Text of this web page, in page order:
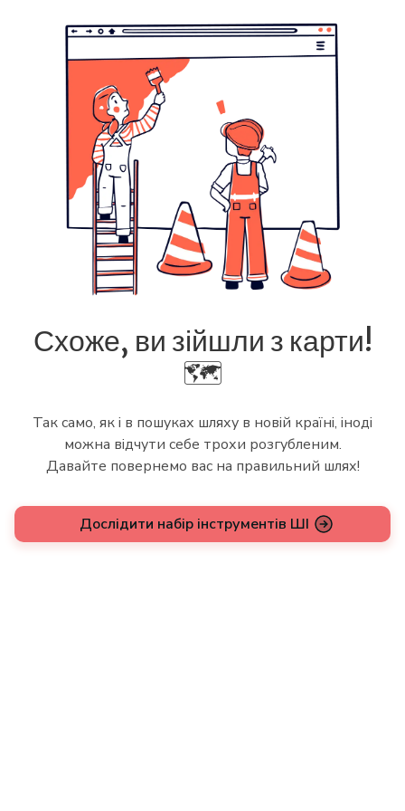
Схоже, ви зійшли з карти!
🗺️
Так само, як і в пошуках шляху в новій країні, іноді
можна відчути себе трохи розгубленим.
Давайте повернемо вас на правильний шлях!
Дослідити набір інструментів ШІ